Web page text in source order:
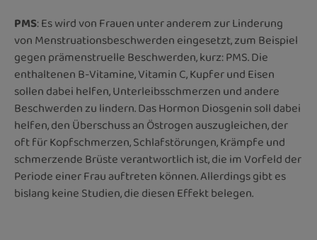
PMS: Es wird von Frauen unter anderem zur Linderung
von Menstruationsbeschwerden eingesetzt, zum Beispiel
gegen prämenstruelle Beschwerden, kurz: PMS. Die
enthaltenen B-Vitamine, Vitamin C, Kupfer und Eisen
sollen dabei helfen, Unterleibsschmerzen und andere
Beschwerden zu lindern. Das Hormon Diosgenin soll dabei
helfen, den Überschuss an Östrogen auszugleichen, der
oft für Kopfschmerzen, Schlafstörungen, Krämpfe und
schmerzende Brüste verantwortlich ist, die im Vorfeld der
Periode einer Frau auftreten können. Allerdings gibt es
bislang keine Studien, die diesen Effekt belegen.